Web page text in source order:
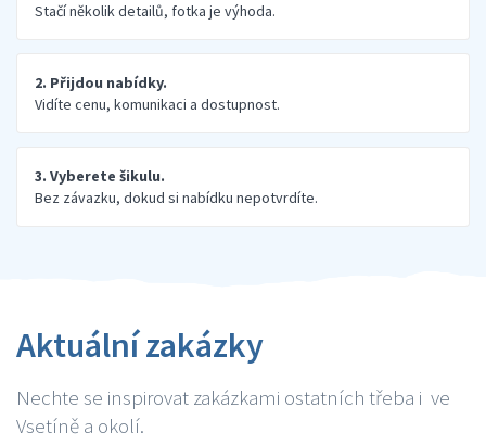
Stačí několik detailů, fotka je výhoda.
2. Přijdou nabídky.
Vidíte cenu, komunikaci a dostupnost.
3. Vyberete šikulu.
Bez závazku, dokud si nabídku nepotvrdíte.
Aktuální zakázky
Nechte se inspirovat zakázkami ostatních třeba i ve
Vsetíně a okolí.